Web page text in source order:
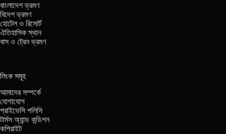
বাংলাদেশ ভ্রমণ
বিদেশ ভ্রমণ
হোটেল ও রিসোর্ট
ঐতিহাসিক স্থান
বাস ও ট্রেন ভ্রমণ
লিংক সমূহ
আমাদের সম্পর্কে
যোগাযোগ
প্রাইভেসি পলিসি
টার্মস অ্যান্ড কন্ডিশন
কপিরাইট